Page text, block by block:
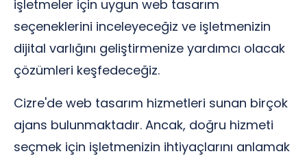
işletmeler için uygun web tasarım
seçeneklerini inceleyeceğiz ve işletmenizin
dijital varlığını geliştirmenize yardımcı olacak
çözümleri keşfedeceğiz.
Cizre'de web tasarım hizmetleri sunan birçok
ajans bulunmaktadır. Ancak, doğru hizmeti
seçmek için işletmenizin ihtiyaçlarını anlamak